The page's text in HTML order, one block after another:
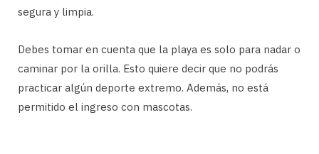
segura y limpia.
Debes tomar en cuenta que la playa es solo para nadar o
caminar por la orilla. Esto quiere decir que no podrás
practicar algún deporte extremo. Además, no está
permitido el ingreso con mascotas.